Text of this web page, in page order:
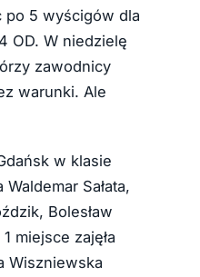
po 5 wyścigów dla
OD. W niedzielę
zawodnicy
warunki. Ale
w klasie
Sałata,
Bolesław
miejsce zajęła
Wiszniewska